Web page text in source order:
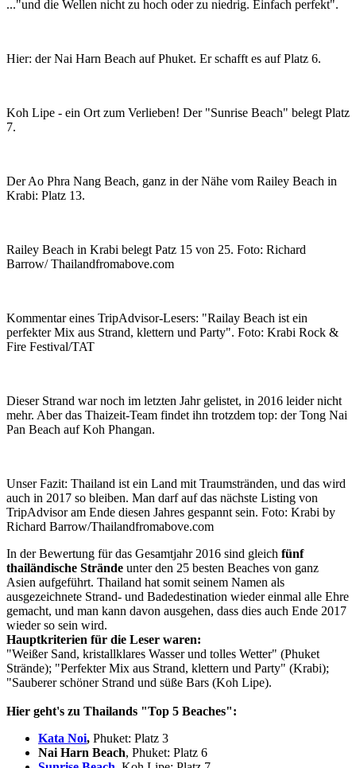
..."und die Wellen nicht zu hoch oder zu niedrig. Einfach perfekt".
Hier: der Nai Harn Beach auf Phuket. Er schafft es auf Platz 6.
Koh Lipe - ein Ort zum Verlieben! Der "Sunrise Beach" belegt Platz
7.
Der Ao Phra Nang Beach, ganz in der Nähe vom Railey Beach in
Krabi: Platz 13.
Railey Beach in Krabi belegt Patz 15 von 25. Foto: Richard
Barrow/ Thailandfromabove.com
Kommentar eines TripAdvisor-Lesers: "Railay Beach ist ein
perfekter Mix aus Strand, klettern und Party". Foto: Krabi Rock &
Fire Festival/TAT
Dieser Strand war noch im letzten Jahr gelistet, in 2016 leider nicht
mehr. Aber das Thaizeit-Team findet ihn trotzdem top: der Tong Nai
Pan Beach auf Koh Phangan.
Unser Fazit: Thailand ist ein Land mit Traumstränden, und das wird
auch in 2017 so bleiben. Man darf auf das nächste Listing von
TripAdvisor am Ende diesen Jahres gespannt sein. Foto: Krabi by
Richard Barrow/Thailandfromabove.com
In der Bewertung für das Gesamtjahr 2016 sind gleich fünf
thailändische Strände unter den 25 besten Beaches von ganz
Asien aufgeführt. Thailand hat somit seinem Namen als
ausgezeichnete Strand- und Badedestination wieder einmal alle Ehre
gemacht, und man kann davon ausgehen, dass dies auch Ende 2017
wieder so sein wird.
Hauptkriterien für die Leser waren:
"Weißer Sand, kristallklares Wasser und tolles Wetter" (Phuket
Strände); "Perfekter Mix aus Strand, klettern und Party" (Krabi);
"Sauberer schöner Strand und süße Bars (Koh Lipe).
Hier geht's zu Thailands "Top 5 Beaches":
Kata Noi, Phuket: Platz 3
Nai Harn Beach, Phuket: Platz 6